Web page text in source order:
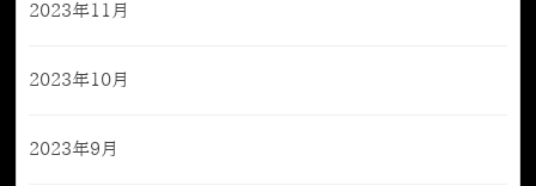
2023年11月
2023年10月
2023年9月